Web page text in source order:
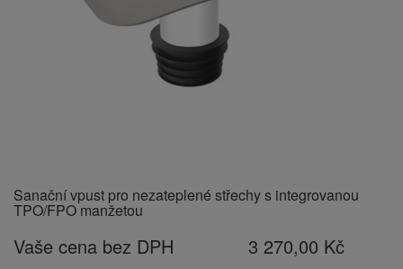
Sanační vpust pro nezateplené střechy s integrovanou
TPO/FPO manžetou
Vaše cena bez DPH 3 270,00 Kč